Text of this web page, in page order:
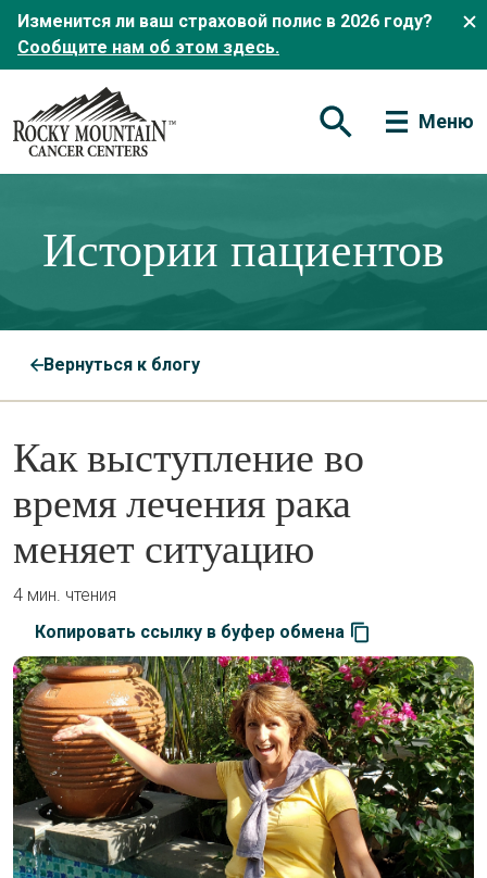
Изменится ли ваш страховой полис в 2026 году?
Сообщите нам об этом здесь.
Открытая форма
Меню
Истории пациентов
Вернуться к блогу
Как выступление во
время лечения рака
меняет ситуацию
4 мин. чтения
Копировать ссылку в буфер обмена